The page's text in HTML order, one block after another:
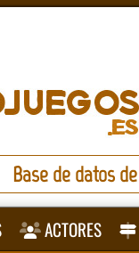
Base de datos
ACTORES